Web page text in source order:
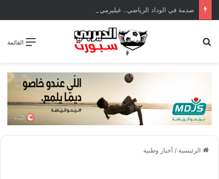
القائمة
الرئيسية / أخبار وطنية